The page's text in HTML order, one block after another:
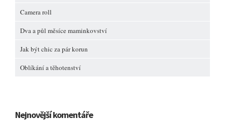
Camera roll
Dva a půl měsíce maminkovství
Jak být chic za pár korun
Oblíkání a těhotenství
Nejnovější komentáře